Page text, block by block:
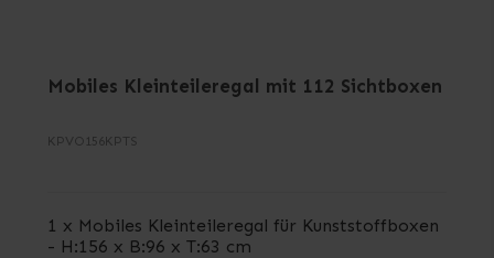
Mobiles Kleinteileregal mit 112 Sichtboxen
KPVO156KPTS
1 x Mobiles Kleinteileregal für Kunststoffboxen
- H:156 x B:96 x T:63 cm